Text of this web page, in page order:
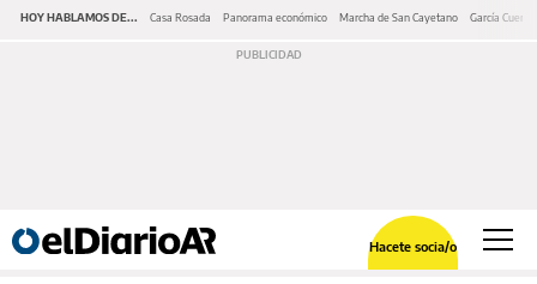
HOY HABLAMOS DE... Casa Rosada Panorama económico Marcha de San Cayetano García Cuerva
Hacete socia/o